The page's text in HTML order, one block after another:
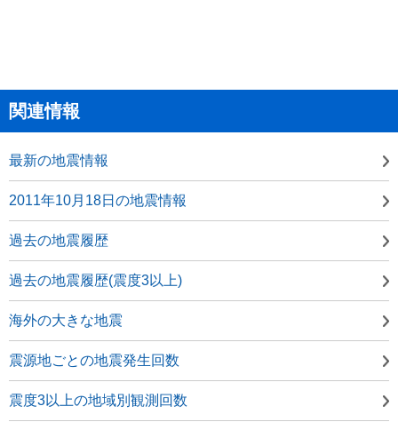
関連情報
最新の地震情報
2011年10月18日の地震情報
過去の地震履歴
過去の地震履歴(震度3以上)
海外の大きな地震
震源地ごとの地震発生回数
震度3以上の地域別観測回数